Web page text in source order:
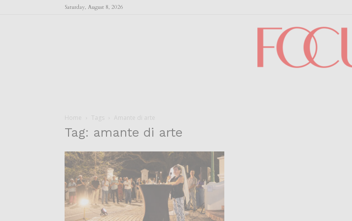
Saturday, August 8, 2026
Home Tags Amante di arte
Tag: amante di arte